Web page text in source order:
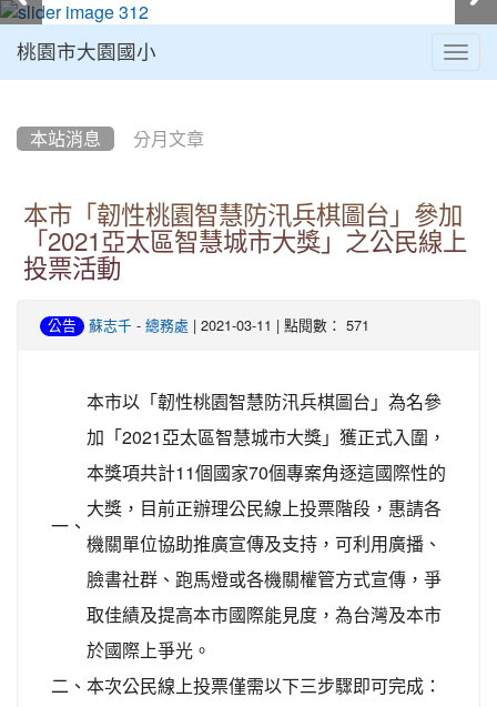
桃園市大園國小
本站消息 分月文章
本市「韌性桃園智慧防汛兵棋圖台」參加
「2021亞太區智慧城市大獎」之公民線上
投票活動
公告 蘇志千 - 總務處 | 2021-03-11 | 點閱數： 571
一、
本市以「韌性桃園智慧防汛兵棋圖台」為名參
加「2021亞太區智慧城市大獎」獲正式入圍，
本獎項共計11個國家70個專案角逐這國際性的
大獎，目前正辦理公民線上投票階段，惠請各
機關單位協助推廣宣傳及支持，可利用廣播、
臉書社群、跑馬燈或各機關權管方式宣傳，爭
取佳績及提高本市國際能見度，為台灣及本市
於國際上爭光。
二、 本次公民線上投票僅需以下三步驟即可完成：